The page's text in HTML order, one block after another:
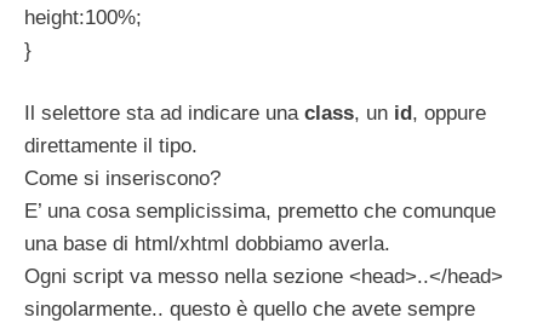
height:100%;
}
Il selettore sta ad indicare una class, un id, oppure
direttamente il tipo.
Come si inseriscono?
E’ una cosa semplicissima, premetto che comunque
una base di html/xhtml dobbiamo averla.
Ogni script va messo nella sezione <head>..</head>
singolarmente.. questo è quello che avete sempre